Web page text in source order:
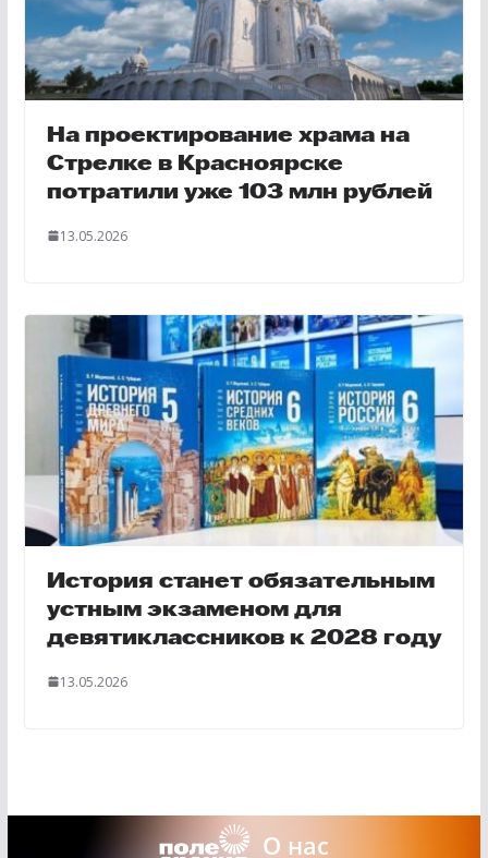
На проектирование храма на
Стрелке в Красноярске
потратили уже 103 млн рублей
13.05.2026
История станет обязательным
устным экзаменом для
девятиклассников к 2028 году
13.05.2026
О нас